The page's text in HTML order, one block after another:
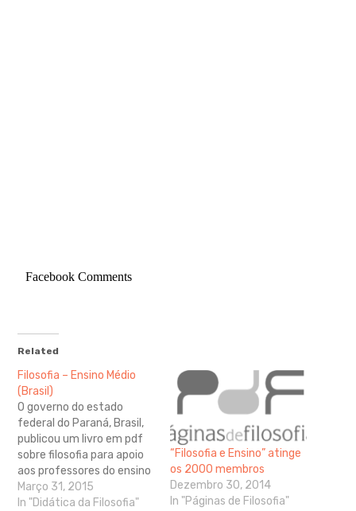
Facebook Comments
Related
Filosofia – Ensino Médio
(Brasil)
O governo do estado
federal do Paraná, Brasil,
publicou um livro em pdf
sobre filosofia para apoio
aos professores do ensino
médio, equivalente ao
ensino secundário
Março 31, 2015
In "Didática da Filosofia"
“Filosofia e Ensino” atinge
os 2000 membros
Dezembro 30, 2014
In "Páginas de Filosofia"